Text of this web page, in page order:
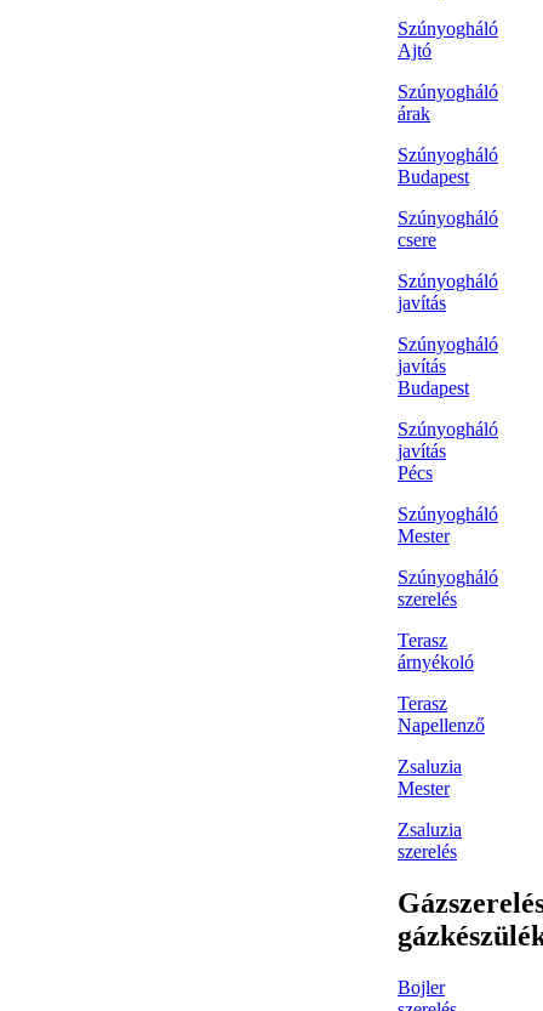
Szúnyogháló
Ajtó
Szúnyogháló
árak
Szúnyogháló
Budapest
Szúnyogháló
csere
Szúnyogháló
javítás
Szúnyogháló
javítás
Budapest
Szúnyogháló
javítás
Pécs
Szúnyogháló
Mester
Szúnyogháló
szerelés
Terasz
árnyékoló
Terasz
Napellenző
Zsaluzia
Mester
Zsaluzia
szerelés
Bojler